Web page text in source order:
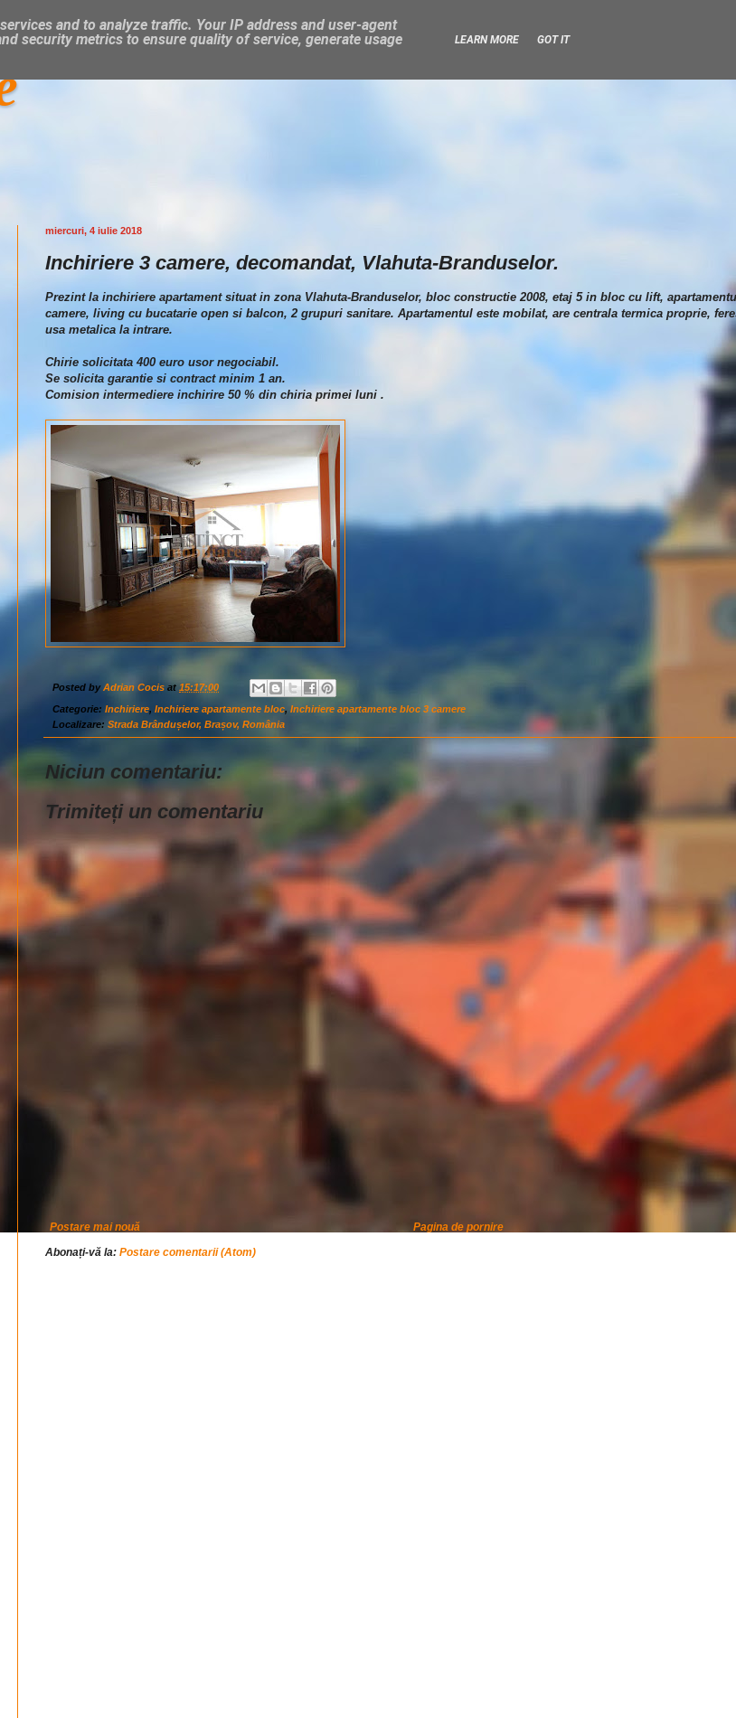
miercuri, 4 iulie 2018
Inchiriere 3 camere, decomandat, Vlahuta-Branduselor.
Prezint la inchiriere apartament situat in zona Vlahuta-Branduselor, bloc constructie 2008, etaj 5 in bloc cu lift,
camere, living cu bucatarie open si balcon, 2 grupuri sanitare. Apartamentul este mobilat, are centrala termica proprie,
usa metalica la intrare.
Chirie solicitata 400 euro usor negociabil.
Se solicita garantie si contract minim 1 an.
Comision intermediere inchirire 50 % din chiria primei luni .
Posted byAdrian Cocis at 15:17:00
Categorie: Inchiriere, Inchiriere apartamente bloc, Inchiriere apartamente bloc 3 camere
Localizare: Strada Brândușelor, Brașov, România
Niciun comentariu:
Trimiteți un comentariu
Postare mai nouă
Pagina de pornire
Abonați-vă la: Postare comentarii (Atom)
and to analyze traffic. Your IP address and user-agent
security metrics to ensure quality of service, generate usage
LEARN MORE GOT IT